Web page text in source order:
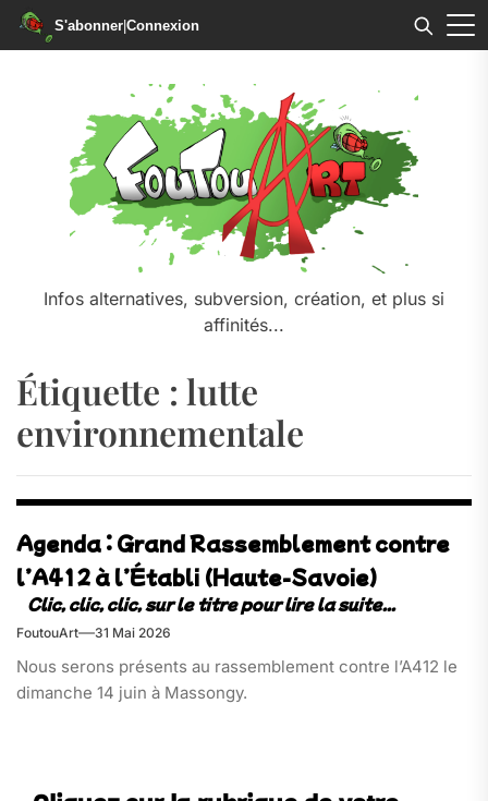
S'abonner|Connexion
Infos alternatives, subversion, création, et plus si
affinités...
Étiquette : lutte
environnementale
Agenda : Grand Rassemblement contre
l’A412 à l’Établi (Haute-Savoie)
FoutouArt 31 Mai 2026
Nous serons présents au rassemblement contre l’A412 le
dimanche 14 juin à Massongy.